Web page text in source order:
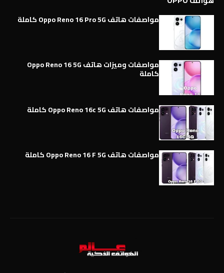
مواصفات هاتف Oppo Reno 16 Pro 5G كاملة
مواصفات وميزات هاتف Oppo Reno 16 5G
كاملة
مواصفات هاتف Oppo Reno 16c 5G كاملة
مواصفات هاتف Oppo Reno 16 F 5G كاملة